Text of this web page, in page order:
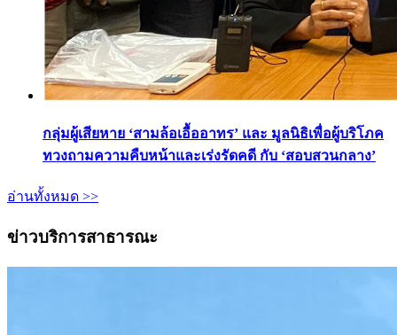
กลุ่มผู้เสียหาย ‘สามล้อเอื้ออาทร’ และ มูลนิธิเพื่อผู้บริโภค
ทวงถามความคืบหน้าและเร่งรัดคดี กับ ‘สอบสวนกลาง’
อ่านทั้งหมด >>
ข่าวบริการสาธารณะ